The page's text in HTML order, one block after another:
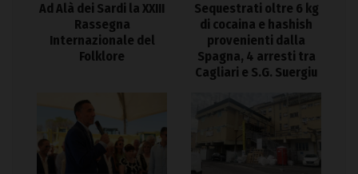
Ad Alà dei Sardi la XXIII
Rassegna
Internazionale del
Folklore
Sequestrati oltre 6 kg
di cocaina e hashish
provenienti dalla
Spagna, 4 arresti tra
Cagliari e S.G. Suergiu